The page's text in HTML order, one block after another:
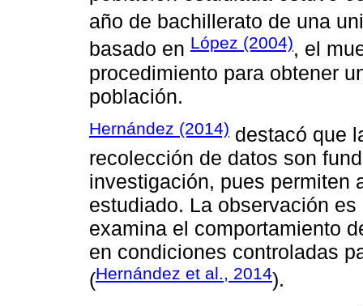
año de bachillerato de una
basado en López (2004), el
procedimiento para obtener
población.
Hernández (2014) destacó que
recolección de datos son
investigación, pues permiten
estudiado. La observación
examina el comportamiento
en condiciones controladas
(Hernández et al., 2014).